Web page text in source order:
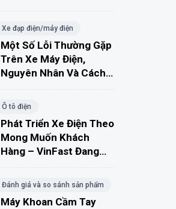
Xe đạp điện/máy điện
Một Số Lỗi Thường Gặp
Trên Xe Máy Điện,
Nguyên Nhân Và Cách
Ô tô điện
Phát Triển Xe Điện Theo
Mong Muốn Khách
Hàng – VinFast Đang
Đánh giá và so sánh sản phẩm
Máy Khoan Cầm Tay